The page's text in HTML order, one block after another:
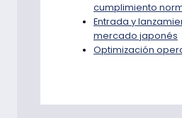
cumplimiento
Entrada y
mercado japonés
Optimización